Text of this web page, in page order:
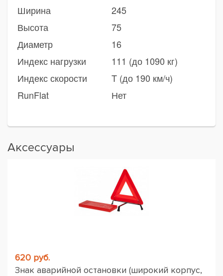
Ширина
245
Высота
75
Диаметр
16
Индекс нагрузки
111 (до 1090 кг)
Индекс скорости
T (до 190 км/ч)
RunFlat
Нет
Аксессуары
620 руб.
Знак аварийной остановки (широкий корпус,